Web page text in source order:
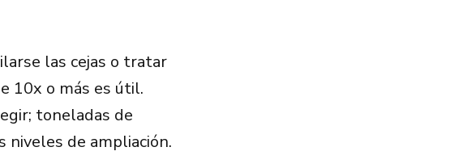
las cejas o tratar
10x o más es útil.
toneladas de
de ampliación.